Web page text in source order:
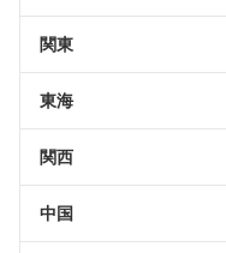
関東
東海
関西
中国